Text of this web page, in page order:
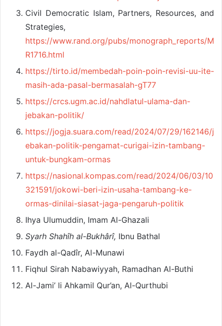
Civil Democratic Islam, Partners, Resources, and
Strategies,
https://www.rand.org/pubs/monograph_reports/M
R1716.html
https://tirto.id/membedah-poin-poin-revisi-uu-ite-
masih-ada-pasal-bermasalah-gT77
https://crcs.ugm.ac.id/nahdlatul-ulama-dan-
jebakan-politik/
https://jogja.suara.com/read/2024/07/29/162146/j
ebakan-politik-pengamat-curigai-izin-tambang-
untuk-bungkam-ormas
https://nasional.kompas.com/read/2024/06/03/10
321591/jokowi-beri-izin-usaha-tambang-ke-
ormas-dinilai-siasat-jaga-pengaruh-politik
Ihya Ulumuddin, Imam Al-Ghazali
Syarh Shahîh al-Bukhârî, Ibnu Bathal
Faydh al-Qadîr, Al-Munawi
Fiqhul Sirah Nabawiyyah, Ramadhan Al-Buthi
Al-Jami’ li Ahkamil Qur’an, Al-Qurthubi